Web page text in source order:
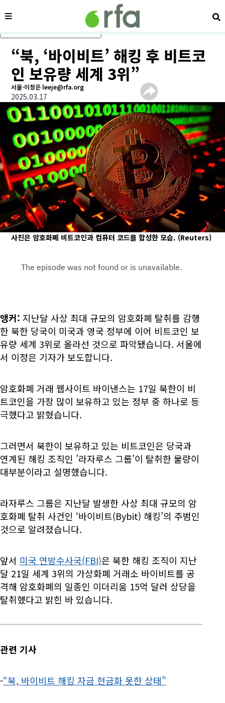
메인 콘텐츠로 건너뛰기
메뉴 검
“북, ‘바이비트’ 해킹 후 비트코
인 보유량 세계 3위”
서울-이정은 leeje@rfa.org
2025.03.17
사진은 암호화폐 비트코인과 컴퓨터 코드를 합성한 모습. (Reuters)
앵커: 지난달 사상 최대 규모의 암호화폐 탈취를 감행
한 북한 당국이 미국과 영국 정부에 이어 비트코인 보
유량 세계 3위로 올라선 것으로 파악됐습니다. 서울에
서 이정은 기자가 보도합니다.
암호화폐 거래 웹사이트 바이낸스는 17일 북한이 비
트코인을 가장 많이 보유하고 있는 정부 중 하나로 등
극했다고 밝혔습니다.
그러면서 북한이 보유하고 있는 비트코인은 당국과
연계된 해킹 조직인 ’라자루스 그룹’이 탈취한 물량이
대부분이라고 설명했습니다.
라자루스 그룹은 지난달 발생한 사상 최대 규모의 암
호화폐 탈취 사건인 ‘바이비트(Bybit) 해킹’의 주범인
것으로 알려졌습니다.
앞서 미국 연방수사국(FBI)은 북한 해킹 조직이 지난
달 21일 세계 3위의 가상화폐 거래소 바이비트를 공
격해 암호화폐의 일종인 이더리움 15억 달러 상당을
탈취했다고 밝힌 바 있습니다.
관련 기사
-“북, 바이비트 해킹 자금 현금화 못한 상태”